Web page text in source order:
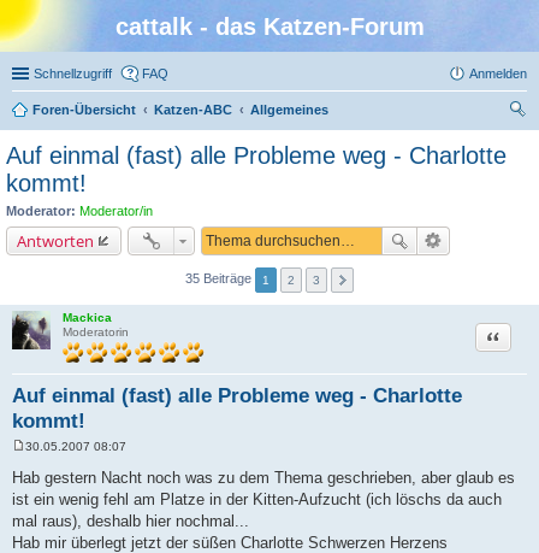
cattalk - das Katzen-Forum
Schnellzugriff FAQ Anmelden
Foren-Übersicht Katzen-ABC
Allgemeines
Auf einmal (fast) alle Probleme weg - Charlotte
kommt!
Moderator: Moderator/in
Antworten
35 Beiträge 1 2 3
Mackica
Moderatorin
Auf einmal (fast) alle Probleme weg - Charlotte
kommt!
Zitat
e
i
t
a
g
30.05.2007 08:07
Hab gestern Nacht noch was zu dem Thema geschrieben, aber glaub es
ist ein wenig fehl am Platze in der Kitten-Aufzucht (ich löschs da auch
mal raus), deshalb hier nochmal...
Hab mir überlegt jetzt der süßen Charlotte Schwerzen Herzens